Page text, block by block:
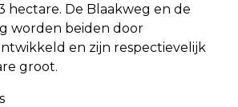
hectare. De Blaakweg en de
worden beiden door
en zijn respectievelijk
groot.